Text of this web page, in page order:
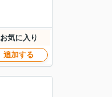
お気に入り
追加する